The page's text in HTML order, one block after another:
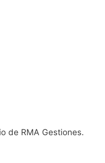
de RMA Gestiones.